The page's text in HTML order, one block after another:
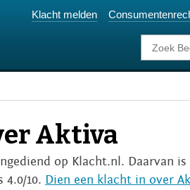
Klacht melden
Aktiva
op Klacht.nl. Daarvan is
4.0/10. Dien een klacht in over